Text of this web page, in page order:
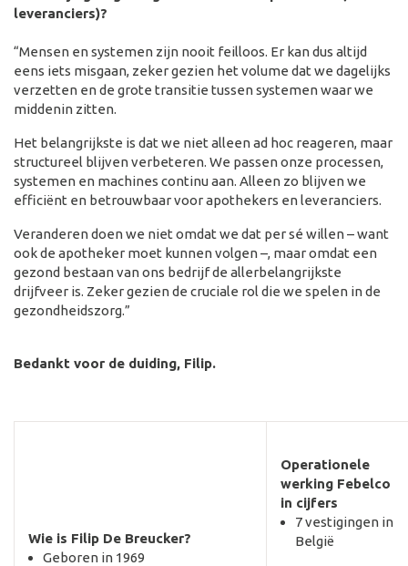
leveranciers)?
“Mensen en systemen zijn nooit feilloos. Er kan dus altijd
eens iets misgaan, zeker gezien het volume dat we dagelijks
verzetten en de grote transitie tussen systemen waar we
middenin zitten.
Het belangrijkste is dat we niet alleen ad hoc reageren, maar
structureel blijven verbeteren. We passen onze processen,
systemen en machines continu aan. Alleen zo blijven we
efficiënt en betrouwbaar voor apothekers en leveranciers.
Veranderen doen we niet omdat we dat per sé willen – want
ook de apotheker moet kunnen volgen –, maar omdat een
gezond bestaan van ons bedrijf de allerbelangrijkste
drijfveer is. Zeker gezien de cruciale rol die we spelen in de
gezondheidszorg.”
Bedankt voor de duiding, Filip.
Wie is Filip De Breucker?
Geboren in 1969
Operationele
werking Febelco
in cijfers
7 vestigingen in
België